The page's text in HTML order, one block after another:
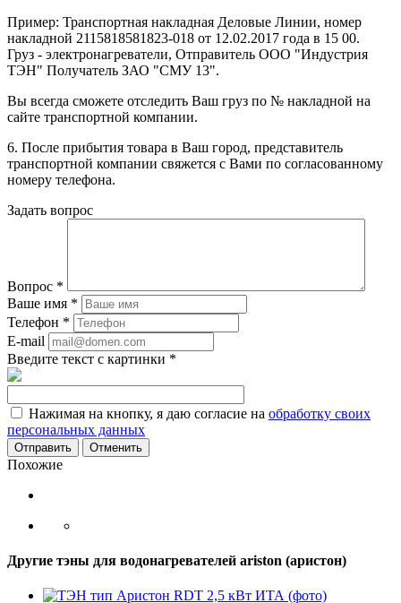
Пример: Транспортная накладная Деловые Линии, номер
накладной 2115818581823-018 от 12.02.2017 года в 15 00.
Груз - электронагреватели, Отправитель ООО "Индустрия
ТЭН" Получатель ЗАО "СМУ 13".
Вы всегда сможете отследить Ваш груз по № накладной на
сайте транспортной компании.
6. После прибытия товара в Ваш город, представитель
транспортной компании свяжется с Вами по согласованному
номеру телефона.
Задать вопрос
Вопрос *
Ваше имя *
Телефон *
E-mail
Введите текст с картинки *
Нажимая на кнопку, я даю согласие на обработку своих
персональных данных
Отменить
Похожие
Другие тэны для водонагревателей ariston (аристон)